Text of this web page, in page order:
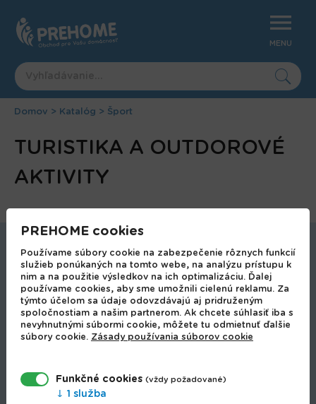
navigation
MENU
sa
tu
Domov > Katalóg > Šport
TURISTIKA A OUTDOROVÉ
AKTIVITY
Autodoplnky
Bytové doplnky
Bytové doplnky a dekorácie
Bytový textil a pohodlné oblečenie
Domáce potreby
Domáci majster
PREHOME cookies
Používame súbory cookie na zabezpečenie rôznych funkcií
služieb ponúkaných na tomto webe, na analýzu prístupu k
nim a na použitie výsledkov na ich optimalizáciu. Ďalej
používame cookies, aby sme umožnili cielenú reklamu. Za
týmto účelom sa údaje odovzdávajú aj pridruženým
spoločnostiam a našim partnerom. Ak chcete súhlasiť iba s
nevyhnutnými súbormi cookie, môžete tu odmietnuť ďalšie
súbory cookie. Zásady používania súborov cookie
Funkčné cookies (vždy požadované)
1 služba